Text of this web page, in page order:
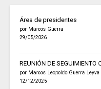
Área de presidentes
por Marcos Guerra
29/05/2026
REUNIÓN DE SEGUIMIENTO
por Marcos Leopoldo Guerra Leyva
12/12/2025